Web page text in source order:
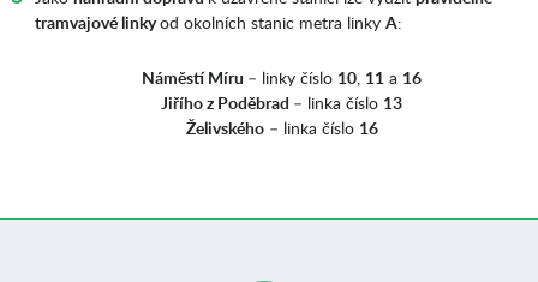
tramvajové linkyod okolních stanic metra linky A:
Náměstí Míru – linky číslo 10, 11 a 16
Jiřího z Poděbrad – linka číslo 13
Želivského– linka číslo 16